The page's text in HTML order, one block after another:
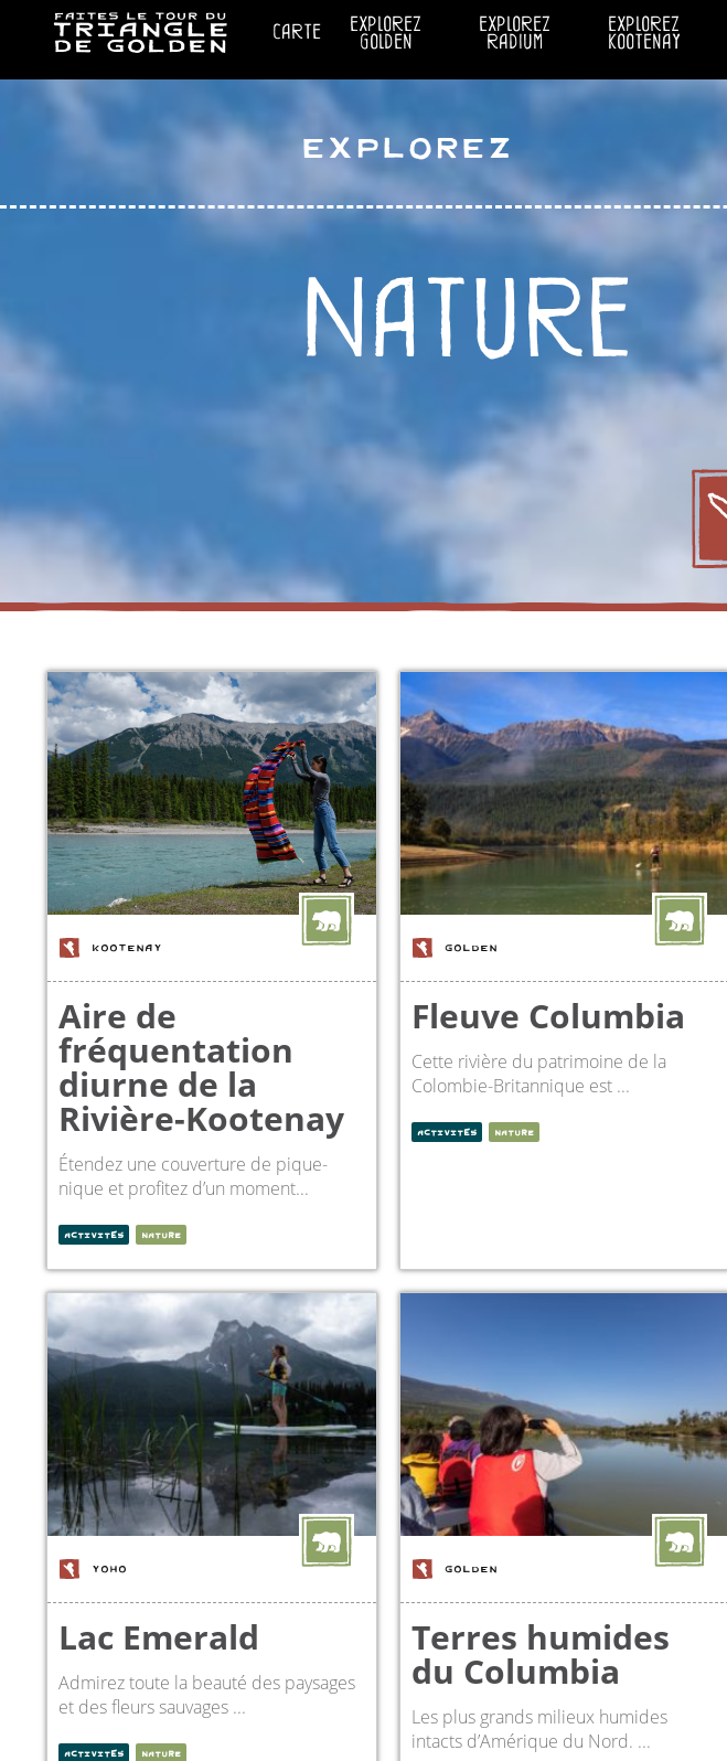
carte
explorez
golden
explorez
radium
explorez
kootenay
Explorez
Nature
KOOTENAY
Aire de
fréquentation
diurne de la
Rivière-Kootenay
Étendez une couverture de pique-
nique et profitez d’un moment...
ACTIVITÉS NATURE
GOLDEN
Fleuve Columbia
Cette rivière du patrimoine de la
Colombie-Britannique est ...
ACTIVITÉS NATURE
YOHO
Lac Emerald
Admirez toute la beauté des paysages
et des fleurs sauvages ...
ACTIVITÉS NATURE
GOLDEN
Terres humides
du Columbia
Les plus grands milieux humides
intacts d’Amérique du Nord. ...